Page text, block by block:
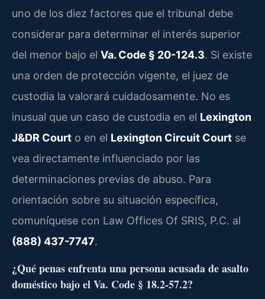
uno de los diez factores que el tribunal debe
considerar para determinar el interés superior
del menor bajo el Va. Code § 20-124.3. Si existe
una orden de protección vigente, el juez de
custodia la valorará cuidadosamente. No es
inusual que un caso de custodia en el Lexington
J&DR Court o en el Lexington Circuit Court se
vea directamente influenciado por las
determinaciones previas de abuso. Para
orientación sobre su situación específica,
comuníquese con Law Offices Of SRIS, P.C. al
(888) 437-7747.
¿Qué penas enfrenta una persona acusada de asalto
doméstico bajo el Va. Code § 18.2-57.2?